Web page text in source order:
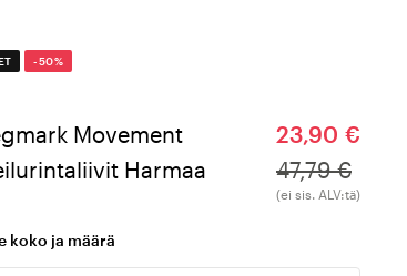
-50%
Movement
Harmaa
23,90 €
47,79 €
(ei sis. ALV:tä)
koko ja määrä